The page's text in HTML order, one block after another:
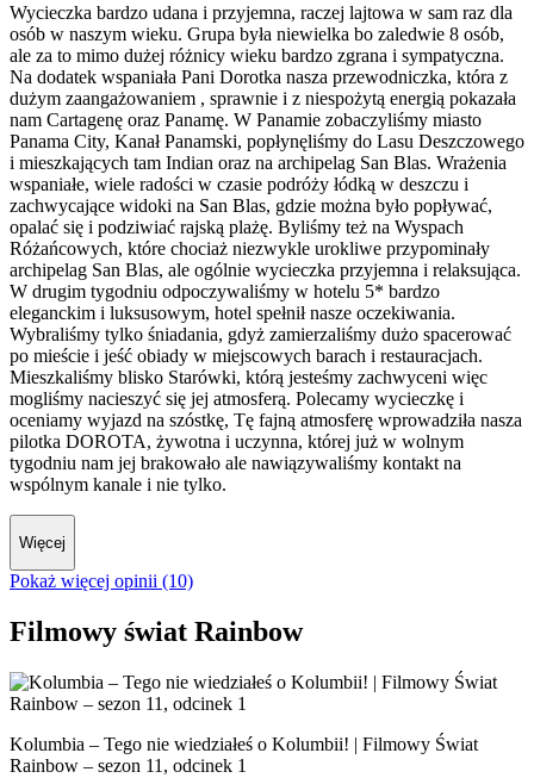
Wycieczka bardzo udana i przyjemna, raczej lajtowa w sam raz dla
osób w naszym wieku. Grupa była niewielka bo zaledwie 8 osób,
ale za to mimo dużej różnicy wieku bardzo zgrana i sympatyczna.
Na dodatek wspaniała Pani Dorotka nasza przewodniczka, która z
dużym zaangażowaniem , sprawnie i z niespożytą energią pokazała
nam Cartagenę oraz Panamę. W Panamie zobaczyliśmy miasto
Panama City, Kanał Panamski, popłynęliśmy do Lasu Deszczowego
i mieszkających tam Indian oraz na archipelag San Blas. Wrażenia
wspaniałe, wiele radości w czasie podróży łódką w deszczu i
zachwycające widoki na San Blas, gdzie można było popływać,
opalać się i podziwiać rajską plażę. Byliśmy też na Wyspach
Różańcowych, które chociaż niezwykle urokliwe przypominały
archipelag San Blas, ale ogólnie wycieczka przyjemna i relaksująca.
W drugim tygodniu odpoczywaliśmy w hotelu 5* bardzo
eleganckim i luksusowym, hotel spełnił nasze oczekiwania.
Wybraliśmy tylko śniadania, gdyż zamierzaliśmy dużo spacerować
po mieście i jeść obiady w miejscowych barach i restauracjach.
Mieszkaliśmy blisko Starówki, którą jesteśmy zachwyceni więc
mogliśmy nacieszyć się jej atmosferą. Polecamy wycieczkę i
oceniamy wyjazd na szóstkę, Tę fajną atmosferę wprowadziła nasza
pilotka DOROTA, żywotna i uczynna, której już w wolnym
tygodniu nam jej brakowało ale nawiązywaliśmy kontakt na
wspólnym kanale i nie tylko.
Więcej
Pokaż więcej opinii (10)
Filmowy świat Rainbow
Kolumbia – Tego nie wiedziałeś o Kolumbii! | Filmowy Świat
Rainbow – sezon 11, odcinek 1